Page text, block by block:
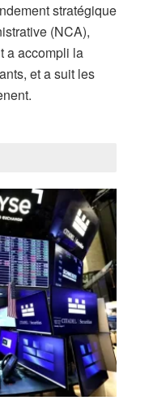
stratégique
(NCA),
a accompli la
et a suit les